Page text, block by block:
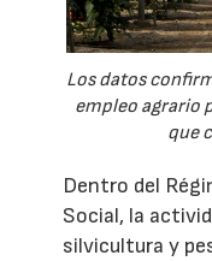
Los datos
empleo agrario
que
Dentro del
Social, la
silvicultura y